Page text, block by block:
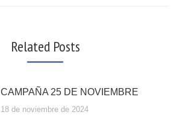
Related Posts
CAMPAÑA 25 DE NOVIEMBRE
18 de noviembre de 2024